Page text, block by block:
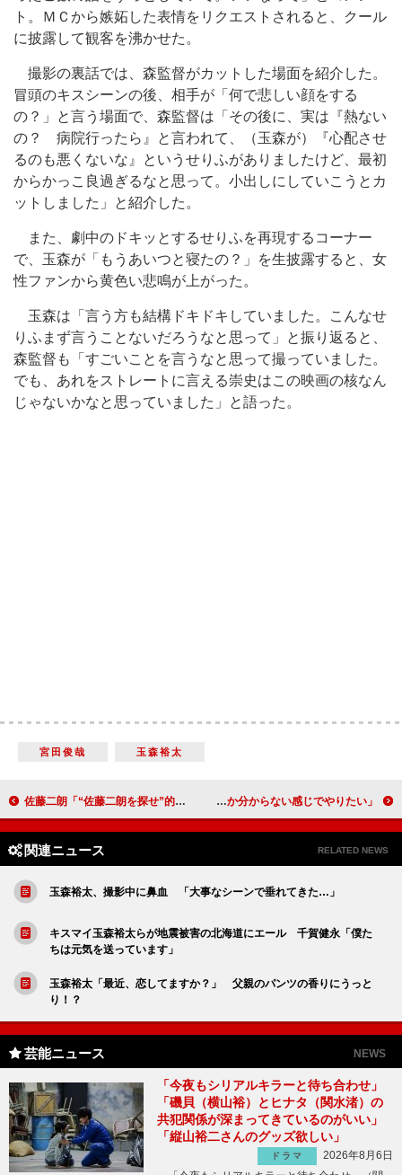
ト。ＭＣから嫉妬した表情をリクエストされると、クール
に披露して観客を沸かせた。
撮影の裏話では、森監督がカットした場面を紹介した。
冒頭のキスシーンの後、相手が「何で悲しい顔をする
の？」と言う場面で、森監督は「その後に、実は『熱ない
の？ 病院行ったら』と言われて、（玉森が）『心配させ
るのも悪くないな』というせりふがありましたけど、最初
からかっこ良過ぎるなと思って。小出しにしていこうとカ
ットしました」と紹介した。
また、劇中のドキッとするせりふを再現するコーナー
で、玉森が「もうあいつと寝たの？」を生披露すると、女
性ファンから黄色い悲鳴が上がった。
玉森は「言う方も結構ドキドキしていました。こんなせ
りふまず言うことないだろうなと思って」と振り返ると、
森監督も「すごいことを言うなと思って撮っていました。
でも、あれをストレートに言える崇史はこの映画の核なん
じゃないかなと思っていました」と語った。
宮田俊哉 玉森裕太
佐藤二朗「“佐藤二朗を探せ”的な感じが面白い」 佐久間由衣「二つの世界観が楽しめる作品」 中村勘九郎「宝物になりました」 阿部サダヲ「何をするか分からない感じでやりたい」
関連ニュース RELATED NEWS
玉森裕太、撮影中に鼻血 「大事なシーンで垂れてきた…」
キスマイ玉森裕太らが地震被害の北海道にエール 千賀健永「僕た
ちは元気を送っています」
玉森裕太「最近、恋してますか？」 父親のパンツの香りにうっと
り！？
芸能ニュース NEWS
「今夜もシリアルキラーと待ち合わせ」
「磯貝（横山裕）とヒナタ（関水渚）の
共犯関係が深まってきているのがいい」
「縦山裕二さんのグッズ欲しい」
ドラマ
2026年8月6日